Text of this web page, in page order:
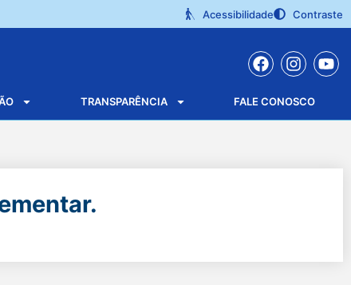
Acessibilidade Contraste
TRANSPARÊNCIA FALE CONOSCO